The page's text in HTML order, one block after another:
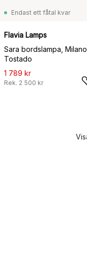
Endast ett fåtal kvar
Flavia Lamps
Sara bordslampa, Milano
Tostado
1 789 kr
Rek. 2 500 kr